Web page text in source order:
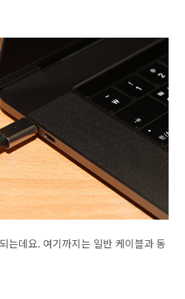
는데요. 여기까지는 일반 케이블과 동